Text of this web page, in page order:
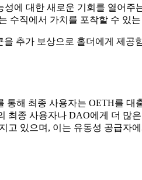
성에 대한 새로운 기회를 열어주
수직에서 가치를 포착할 수 있
추가 보상으로 홀더에게 제공
해 최종 사용자는 OETH를 대
최종 사용자나 DAO에게 더 많
고 있으며, 이는 유동성 공급자